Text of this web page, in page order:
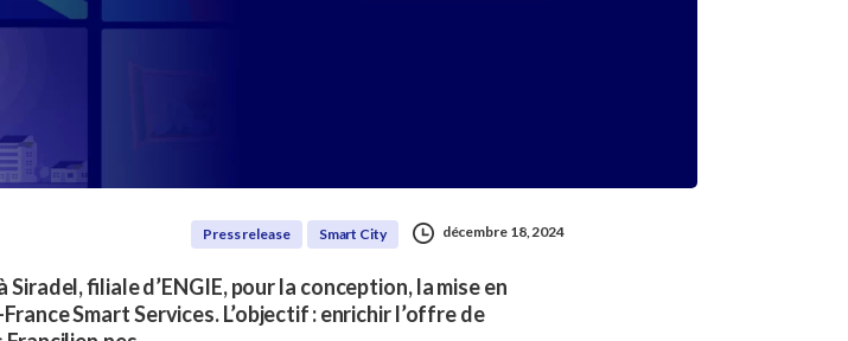
Press release Smart City décembre 18, 2024
filiale d’ENGIE, pour la conception, la mise en
Smart Services. L’objectif : enrichir l’offre de